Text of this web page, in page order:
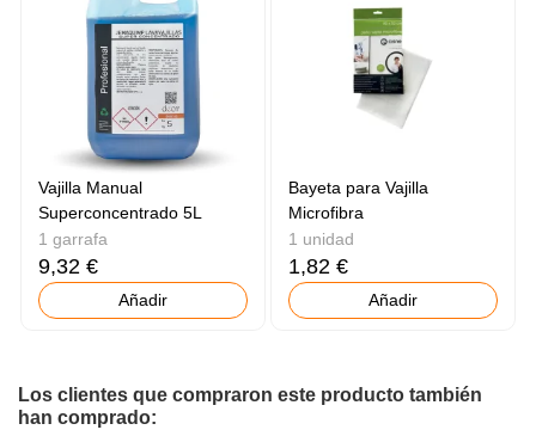
Vajilla Manual
Superconcentrado 5L
1 garrafa
9,32 €
Añadir
Bayeta para Vajilla
Microfibra
1 unidad
1,82 €
Añadir
Los clientes que compraron este producto también
han comprado: